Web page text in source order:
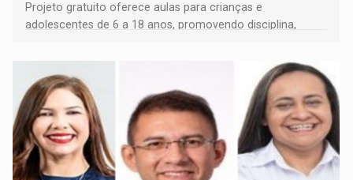
Projeto gratuito oferece aulas para crianças e
adolescentes de 6 a 18 anos, promovendo disciplina,